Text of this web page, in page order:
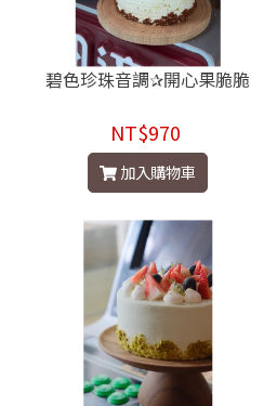
碧色珍珠音調✰開心果脆脆
NT$970
加入購物車